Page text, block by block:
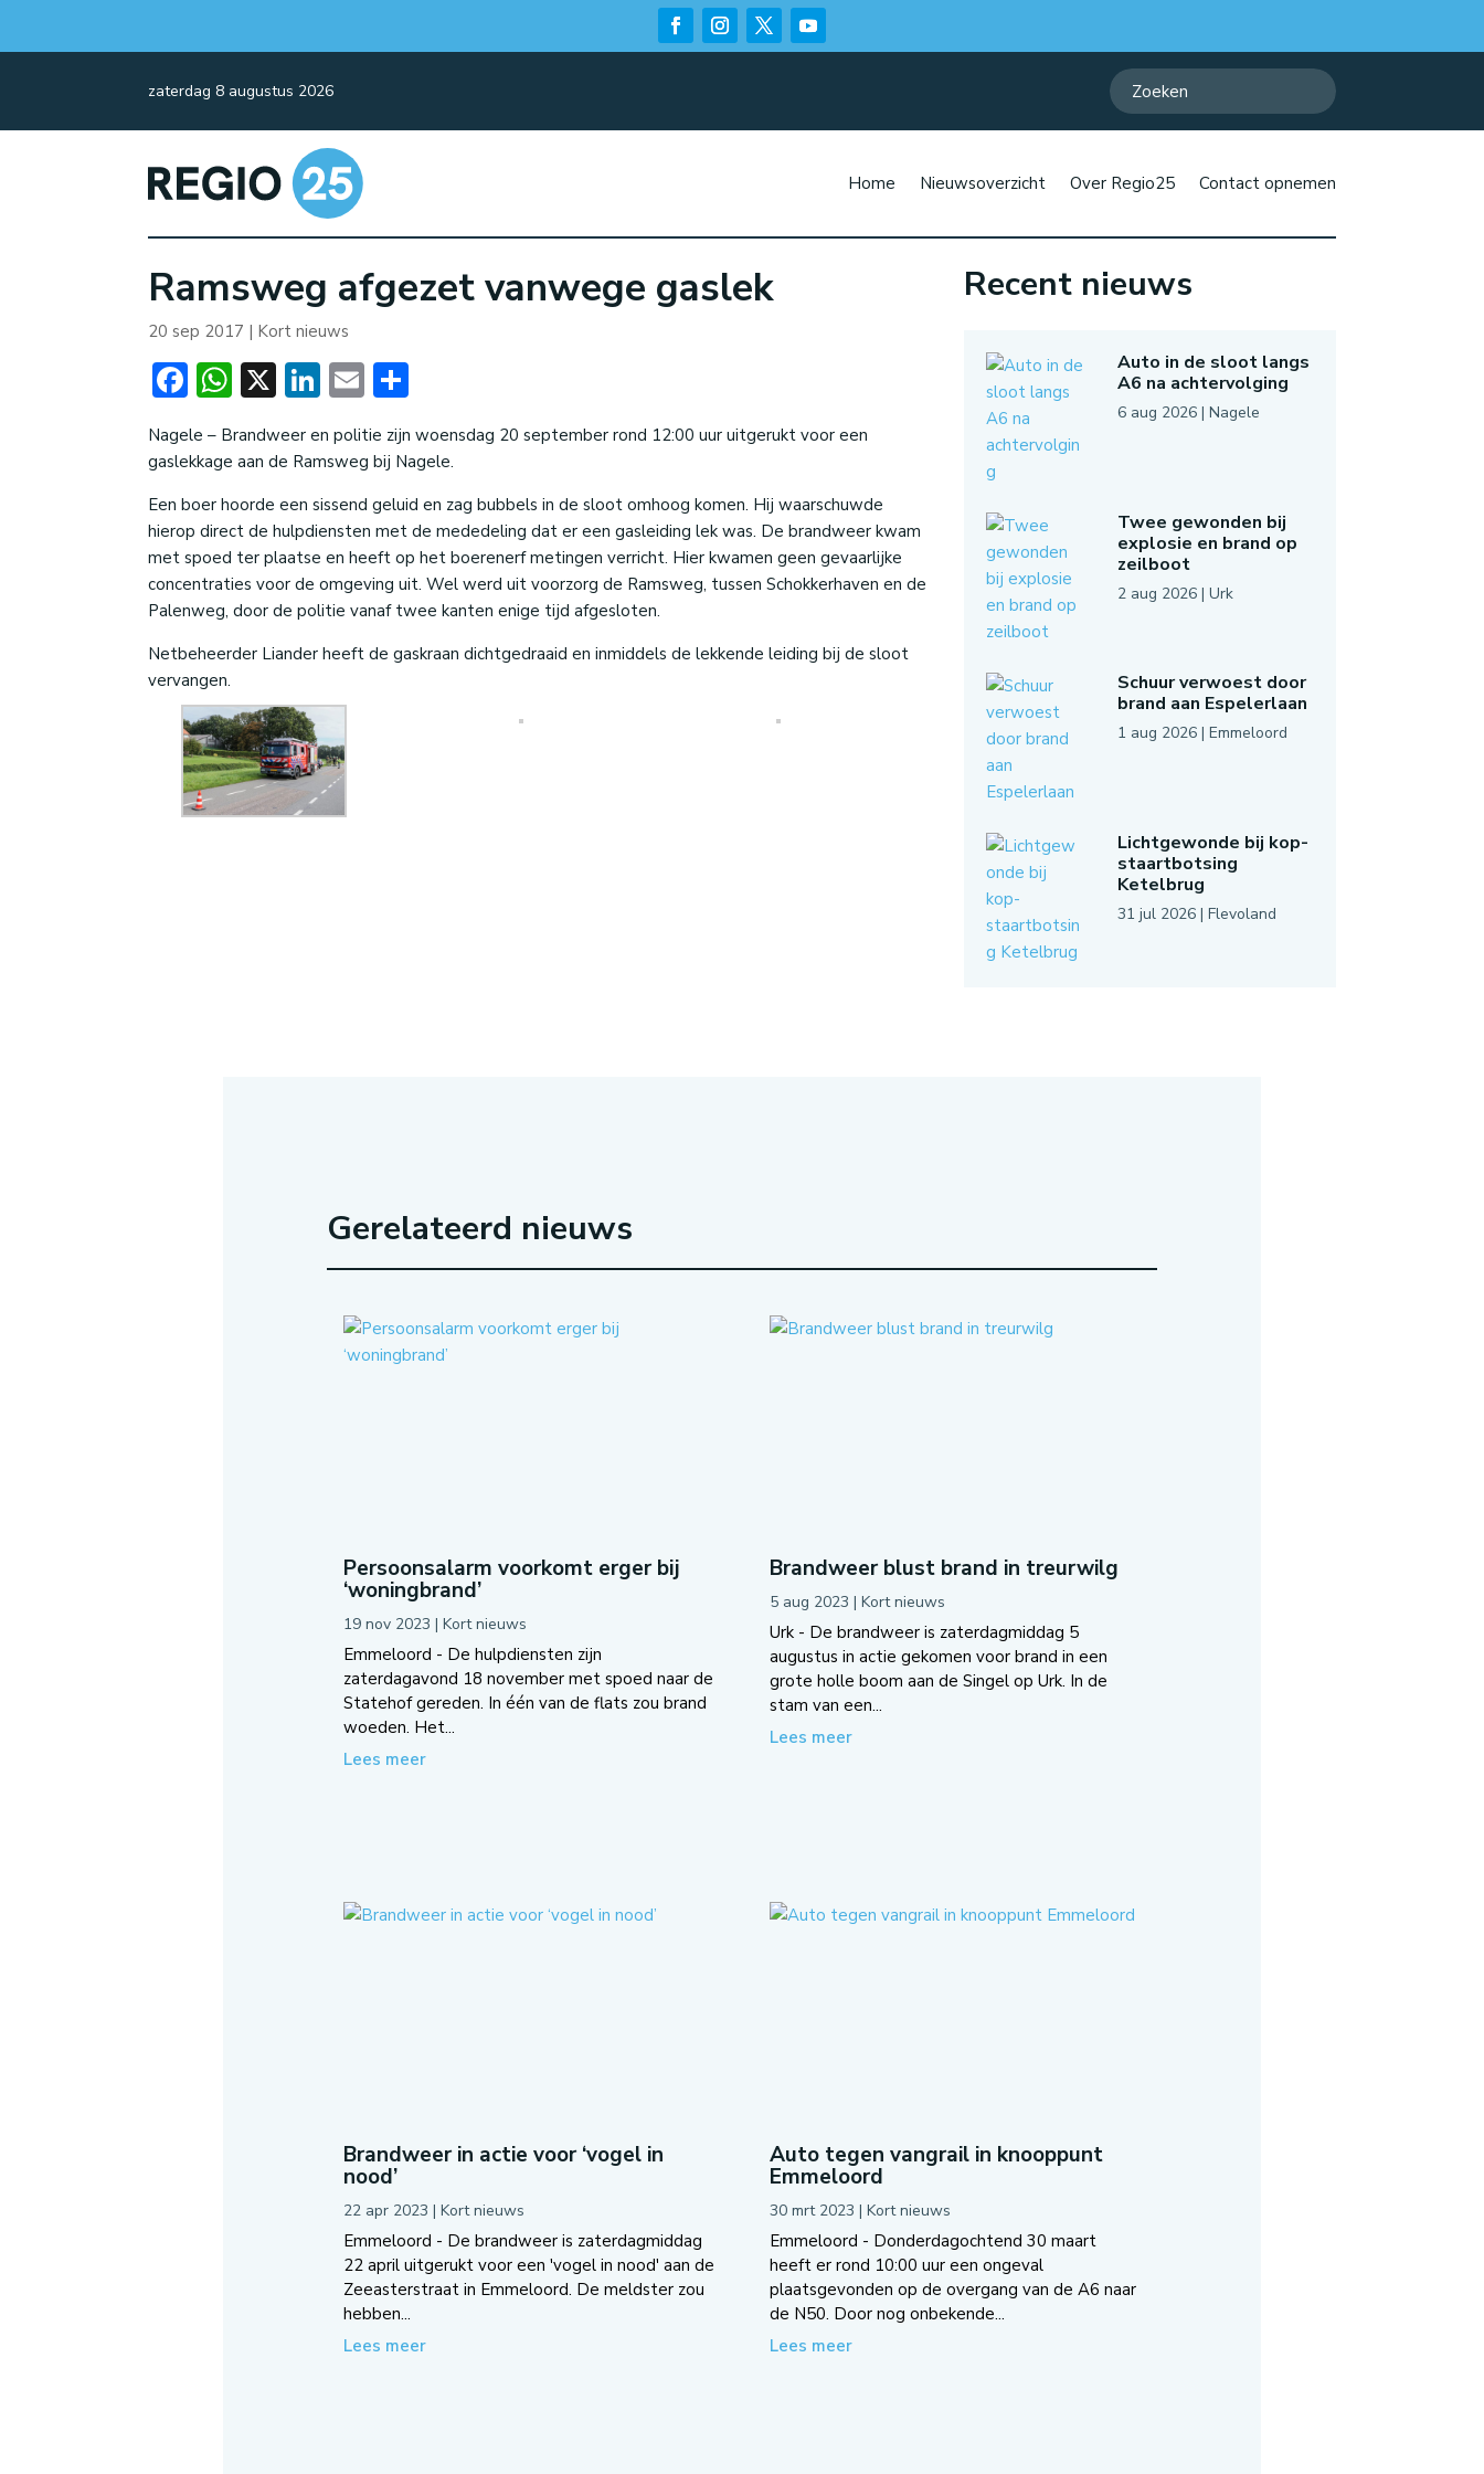
zaterdag 8 augustus 2026
Home Nieuwsoverzicht Over Regio25 Contact opnemen
Ramsweg afgezet vanwege gaslek
20 sep 2017 | Kort nieuws
Facebook
WhatsApp
X LinkedIn
Email
Nagele – Brandweer en politie zijn woensdag 20 september rond 12:00 uur uitgerukt voor een
gaslekkage aan de Ramsweg bij Nagele.
Een boer hoorde een sissend geluid en zag bubbels in de sloot omhoog komen. Hij waarschuwde
hierop direct de hulpdiensten met de mededeling dat er een gasleiding lek was. De brandweer kwam
met spoed ter plaatse en heeft op het boerenerf metingen verricht. Hier kwamen geen gevaarlijke
concentraties voor de omgeving uit. Wel werd uit voorzorg de Ramsweg, tussen Schokkerhaven en de
Palenweg, door de politie vanaf twee kanten enige tijd afgesloten.
Netbeheerder Liander heeft de gaskraan dichtgedraaid en inmiddels de lekkende leiding bij de sloot
vervangen.
Recent nieuws
Auto in de sloot langs
A6 na achtervolging
6 aug 2026| Nagele
Twee gewonden bij
explosie en brand op
zeilboot
2 aug 2026| Urk
Schuur verwoest door
brand aan Espelerlaan
1 aug 2026| Emmeloord
Lichtgewonde bij kop-
staartbotsing
Ketelbrug
31 jul 2026| Flevoland
Gerelateerd nieuws
Persoonsalarm voorkomt erger bij
‘woningbrand’
19 nov 2023 | Kort nieuws
Emmeloord - De hulpdiensten zijn
zaterdagavond 18 november met spoed naar de
Statehof gereden. In één van de flats zou brand
woeden. Het...
Lees meer
Brandweer blust brand in treurwilg
5 aug 2023 | Kort nieuws
Urk - De brandweer is zaterdagmiddag 5
augustus in actie gekomen voor brand in een
grote holle boom aan de Singel op Urk. In de
stam van een...
Lees meer
Brandweer in actie voor ‘vogel in
nood’
22 apr 2023 | Kort nieuws
Emmeloord - De brandweer is zaterdagmiddag
22 april uitgerukt voor een 'vogel in nood' aan de
Zeeasterstraat in Emmeloord. De meldster zou
hebben...
Lees meer
Auto tegen vangrail in knooppunt
Emmeloord
30 mrt 2023 | Kort nieuws
Emmeloord - Donderdagochtend 30 maart
heeft er rond 10:00 uur een ongeval
plaatsgevonden op de overgang van de A6 naar
de N50. Door nog onbekende...
Lees meer